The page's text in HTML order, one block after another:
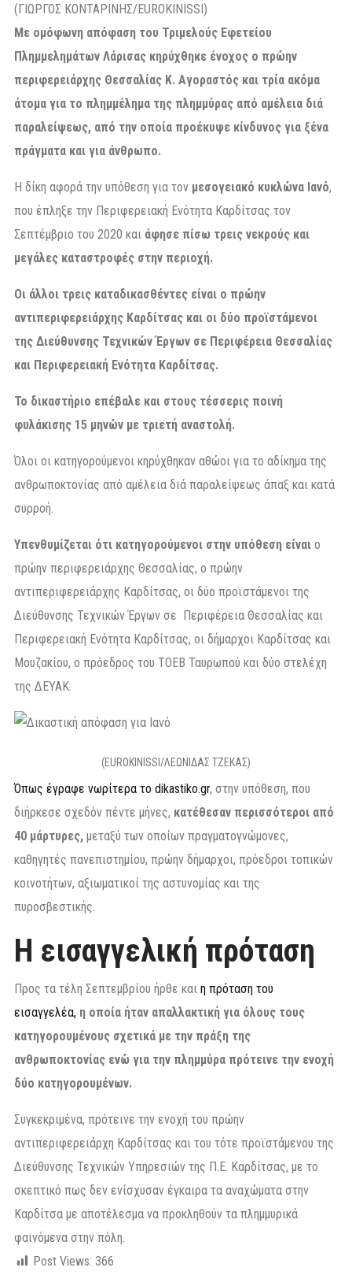
(ΓΙΩΡΓΟΣ ΚΟΝΤΑΡΙΝΗΣ/EUROKINISSI)
Με ομόφωνη απόφαση του Τριμελούς Εφετείου
Πλημμελημάτων Λάρισας κηρύχθηκε ένοχος ο πρώην
περιφερειάρχης Θεσσαλίας Κ. Αγοραστός και τρία ακόμα
άτομα για το πλημμέλημα της πλημμύρας από αμέλεια διά
παραλείψεως, από την οποία προέκυψε κίνδυνος για ξένα
πράγματα και για άνθρωπο.
Η δίκη αφορά την υπόθεση για τον μεσογειακό κυκλώνα Ιανό,
που έπληξε την Περιφερειακή Ενότητα Καρδίτσας τον
Σεπτέμβριο του 2020 και άφησε πίσω τρεις νεκρούς και
μεγάλες καταστροφές στην περιοχή.
Οι άλλοι τρεις καταδικασθέντες είναι ο πρώην
αντιπεριφερειάρχης Καρδίτσας και οι δύο προϊστάμενοι
της Διεύθυνσης Τεχνικών Έργων σε Περιφέρεια Θεσσαλίας
και Περιφερειακή Ενότητα Καρδίτσας.
Το δικαστήριο επέβαλε και στους τέσσερις ποινή
φυλάκισης 15 μηνών με τριετή αναστολή.
Όλοι οι κατηγορούμενοι κηρύχθηκαν αθώοι για το αδίκημα της
ανθρωποκτονίας από αμέλεια διά παραλείψεως άπαξ και κατά
συρροή.
Υπενθυμίζεται ότι κατηγορούμενοι στην υπόθεση είναι ο
πρώην περιφερειάρχης Θεσσαλίας, ο πρώην
αντιπεριφερειάρχης Καρδίτσας, οι δύο προϊστάμενοι της
Διεύθυνσης Τεχνικών Έργων σε Περιφέρεια Θεσσαλίας και
Περιφερειακή Ενότητα Καρδίτσας, οι δήμαρχοι Καρδίτσας και
Μουζακίου, ο πρόεδρος του ΤΟΕΒ Ταυρωπού και δύο στελέχη
της ΔΕΥΑΚ.
(EUROKINISSI/ΛΕΩΝΙΔΑΣ ΤΖΕΚΑΣ)
Όπως έγραφε νωρίτερα το dikastiko.gr, στην υπόθεση, που
διήρκεσε σχεδόν πέντε μήνες, κατέθεσαν περισσότεροι από
40 μάρτυρες, μεταξύ των οποίων πραγματογνώμονες,
καθηγητές πανεπιστημίου, πρώην δήμαρχοι, πρόεδροι τοπικών
κοινοτήτων, αξιωματικοί της αστυνομίας και της
πυροσβεστικής.
Η εισαγγελική πρόταση
Προς τα τέλη Σεπτεμβρίου ήρθε και η πρόταση του
εισαγγελέα, η οποία ήταν απαλλακτική για όλους τους
κατηγορουμένους σχετικά με την πράξη της
ανθρωποκτονίας ενώ για την πλημμύρα πρότεινε την ενοχή
δύο κατηγορουμένων.
Συγκεκριμένα, πρότεινε την ενοχή του πρώην
αντιπεριφερειάρχη Καρδίτσας και του τότε προϊστάμενου της
Διεύθυνσης Τεχνικών Υπηρεσιών της Π.Ε. Καρδίτσας, με το
σκεπτικό πως δεν ενίσχυσαν έγκαιρα τα αναχώματα στην
Καρδίτσα με αποτέλεσμα να προκληθούν τα πλημμυρικά
φαινόμενα στην πόλη.
Post Views: 366